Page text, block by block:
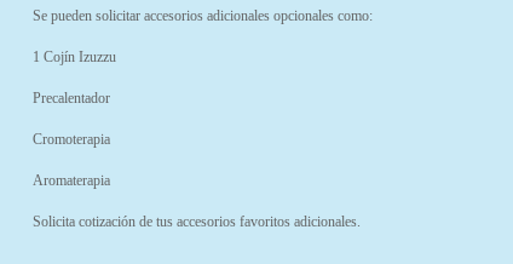
Se pueden solicitar accesorios adicionales opcionales como:
1 Cojín Izuzzu
Precalentador
Cromoterapia
Aromaterapia
Solicita cotización de tus accesorios favoritos adicionales.